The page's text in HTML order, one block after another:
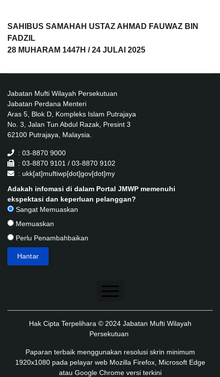
SAHIBUS SAMAHAH USTAZ AHMAD FAUWAZ BIN
FADZIL
28 MUHARAM 1447H / 24 JULAI 2025
Jabatan Mufti Wilayah Persekutuan
Jabatan Perdana Menteri
Aras 5, Blok D, Kompleks Islam Putrajaya
No. 3, Jalan Tun Abdul Razak, Presint 3
62100 Putrajaya, Malaysia.
: 03-8870 9000
: 03-8870 9101 / 03-8870 9102
: ukk[at]muftiwp[dot]gov[dot]my
Adakah infomasi di dalam Portal JMWP memenuhi
ekspektasi dan keperluan pelanggan?
Sangat Memuaskan
Memuaskan
Perlu Penambahbaikan
Penafian
Dasar Keselamatan
Dasar Privasi Aplikasi
Hak Cipta Terpelihara © 2024 Jabatan Mufti Wilayah
Persekutuan
Paparan terbaik menggunakan resolusi skrin minimum
1920x1080 pada pelayar web Mozilla Firefox, Microsoft Edge
atau Google Chrome versi terkini